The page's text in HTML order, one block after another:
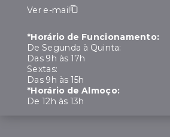
Ver e-mail
*Horário de Funcionamento:
De Segunda à Quinta:
Das 9h às 17h
Sextas:
Das 9h às 15h
*Horário de Almoço:
De 12h às 13h